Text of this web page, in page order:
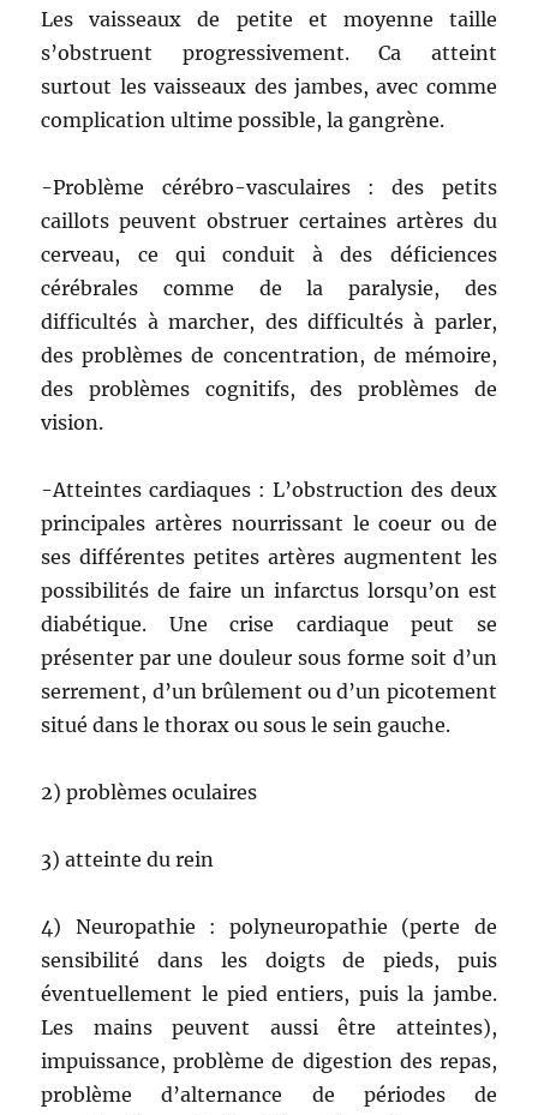
Les vaisseaux de petite et moyenne taille
s’obstruent progressivement. Ca atteint
surtout les vaisseaux des jambes, avec comme
complication ultime possible, la gangrène.
-Problème cérébro-vasculaires : des petits
caillots peuvent obstruer certaines artères du
cerveau, ce qui conduit à des déficiences
cérébrales comme de la paralysie, des
difficultés à marcher, des difficultés à parler,
des problèmes de concentration, de mémoire,
des problèmes cognitifs, des problèmes de
vision.
-Atteintes cardiaques : L’obstruction des deux
principales artères nourrissant le coeur ou de
ses différentes petites artères augmentent les
possibilités de faire un infarctus lorsqu’on est
diabétique. Une crise cardiaque peut se
présenter par une douleur sous forme soit d’un
serrement, d’un brûlement ou d’un picotement
situé dans le thorax ou sous le sein gauche.
2) problèmes oculaires
3) atteinte du rein
4) Neuropathie : polyneuropathie (perte de
sensibilité dans les doigts de pieds, puis
éventuellement le pied entiers, puis la jambe.
Les mains peuvent aussi être atteintes),
impuissance, problème de digestion des repas,
problème d’alternance de périodes de